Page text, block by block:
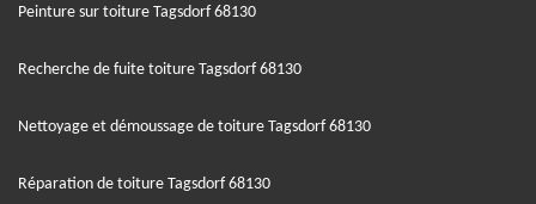
Peinture sur toiture Tagsdorf 68130
Recherche de fuite toiture Tagsdorf 68130
Nettoyage et démoussage de toiture Tagsdorf 68130
Réparation de toiture Tagsdorf 68130